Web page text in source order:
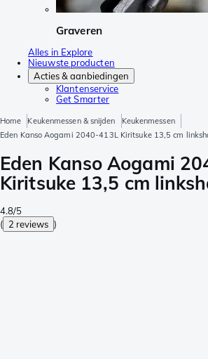
Graveren
Alles in Explore
Nieuwste producten
Acties & aanbiedingen
Klantenservice
Get Smarter
Home Keukenmessen & snijden
Keukenmessen
Eden Kanso Aogami 2040-413L Kiritsuke 13,5 cm
Eden Kanso Aogami
Kiritsuke 13,5 cm
4.8/5
( 2 reviews )